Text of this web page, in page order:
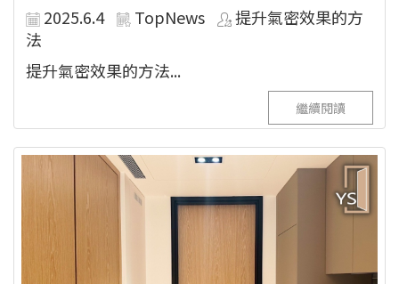
2025.6.4 TopNews
提升氣密效果的方
法
提升氣密效果的方法...
繼續閱讀